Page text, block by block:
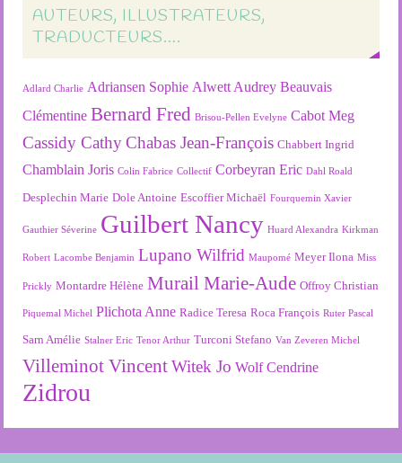
AUTEURS, ILLUSTRATEURS,
TRADUCTEURS….
Adlard Charlie Adriansen Sophie Alwett Audrey Beauvais
Clémentine Bernard Fred Brisou-Pellen Evelyne Cabot Meg
Cassidy Cathy Chabas Jean-François Chabbert Ingrid
Chamblain Joris Colin Fabrice Collectif Corbeyran Eric Dahl Roald
Desplechin Marie Dole Antoine Escoffier Michaël Fourquemin Xavier
Gauthier Séverine Guilbert Nancy Huard Alexandra Kirkman
Robert Lacombe Benjamin Lupano Wilfrid Maupomé Meyer Ilona Miss
Prickly Montardre Hélène Murail Marie-Aude Offroy Christian
Piquemal Michel Plichota Anne Radice Teresa Roca François Ruter Pascal
Sarn Amélie Stalner Eric Tenor Arthur Turconi Stefano Van Zeveren Michel
Villeminot Vincent Witek Jo Wolf Cendrine
Zidrou